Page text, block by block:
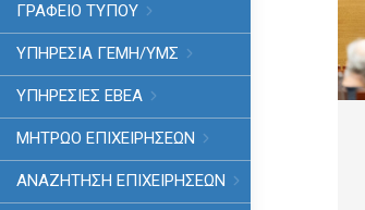
ΓΡΑΦΕΙΟ ΤΥΠΟΥ
ΥΠΗΡΕΣΊΑ ΓΕΜΗ/ΥΜΣ
ΥΠΗΡΕΣΙΕΣ ΕΒΕΑ
ΜΗΤΡΩΟ ΕΠΙΧΕΙΡΗΣΕΩΝ
ΑΝΑΖΗΤΗΣΗ ΕΠΙΧΕΙΡΗΣΕΩΝ